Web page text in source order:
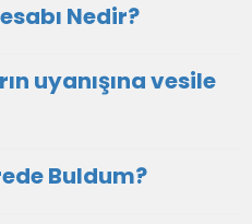
Nedir?
uyanışına vesile
Buldum?